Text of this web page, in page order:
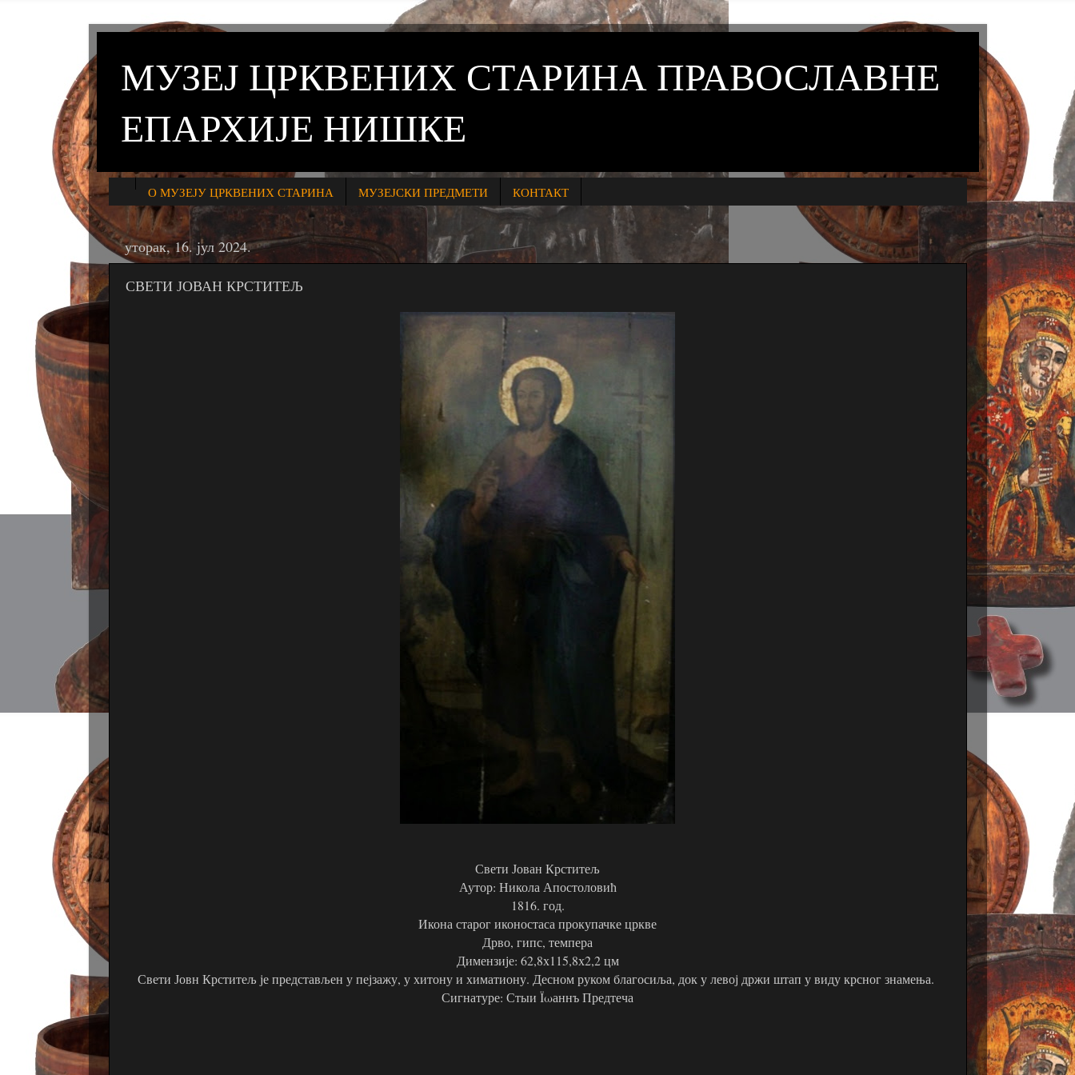
МУЗЕЈ ЦРКВЕНИХ СТАРИНА ПРАВОСЛАВНЕ
ЕПАРХИЈЕ НИШКЕ
О МУЗЕЈУ ЦРКВЕНИХ СТАРИНА МУЗЕЈСКИ ПРЕДМЕТИ КОНТАКТ
уторак, 16. јул 2024.
СВЕТИ ЈОВАН КРСТИТЕЉ
Свети Јован Крститељ
Аутор: Никола Апостоловић
1816. год.
Икона старог иконостаса прокупачке цркве
Дрво, гипс, темпера
Димензије: 62,8х115,8х2,2 цм
Свети Јовн Крститељ је представљен у пејзажу, у хитону и химатиону. Десном руком благосиља, док у левој држи штап у виду крсног знамења.
Сигнатуре: Стыи Їωаннъ Предтеча